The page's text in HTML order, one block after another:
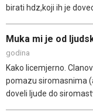
birati hdz,koji ih je
Muka mi je od
godina
Kako licemjerno.
pomazu siromasnima
doveli ljude do